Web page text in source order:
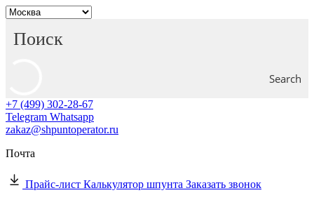
Search
+7 (499) 302-28-67
Telegram Whatsapp
zakaz@shpuntoperator.ru
Почта
Прайс-лист Калькулятор шпунта Заказать звонок